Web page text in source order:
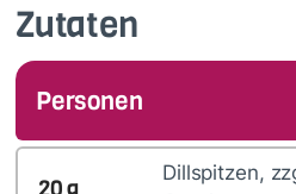
Zutaten
Personen
Dillspitzen,